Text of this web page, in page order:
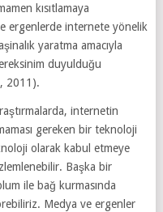
kısıtlamaya
ergenlerde internete yönelik
yaratma amacıyla
duyulduğu
2011).
internetin
gereken bir teknoloji
olarak kabul etmeye
Başka bir
ile bağ kurmasında
Medya ve ergenler